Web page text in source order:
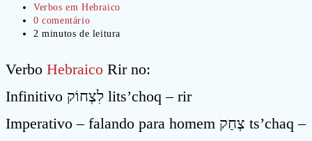
post:
publicado:
Categoria
do
post:
Verbos em Hebraico
Comentários
do
0 comentário
Tempo
2 minutos de leitura
Verbo Hebraico Rir no:
Infinitivo לִצְחוֹק lits’choq – rir
Imperativo – falando para homem צְחַק ts’chaq –